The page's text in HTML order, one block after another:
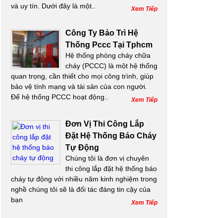
và uy tín. Dưới đây là một..
Xem Tiếp
Công Ty Bảo Trì Hệ
Thống Pccc Tại Tphcm
Hệ thống phòng cháy chữa
cháy (PCCC) là một hệ thống
quan trọng, cần thiết cho mọi công trình, giúp
bảo vệ tính mạng và tài sản của con người.
Để hệ thống PCCC hoạt động..
Xem Tiếp
Đơn Vị Thi Công Lắp
Đặt Hệ Thống Báo Cháy
Tự Động
Chúng tôi là đơn vị chuyên
thi công lắp đặt hệ thống báo
cháy tự động với nhiều năm kinh nghiệm trong
nghề chúng tôi sẽ là đối tác đáng tin cậy của
bạn
Xem Tiếp